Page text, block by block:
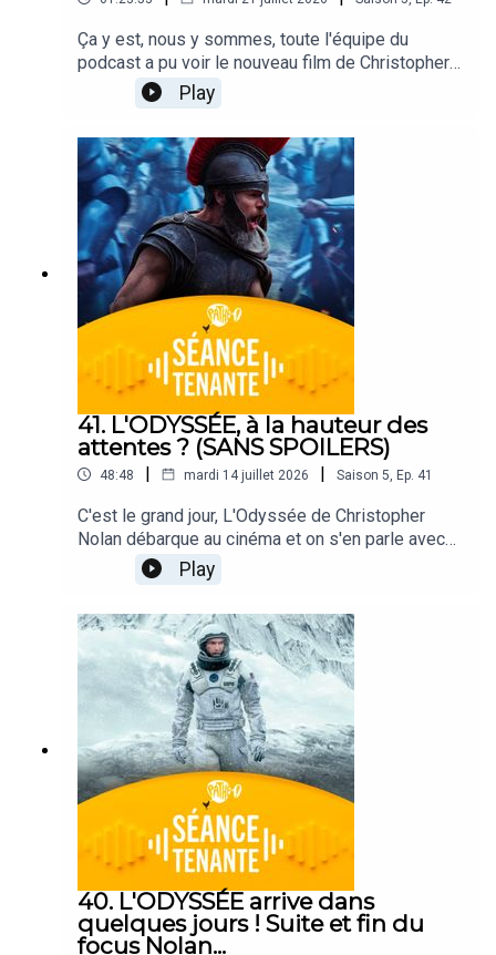
Ça y est, nous y sommes, toute l'équipe du
podcast a pu voir le nouveau film de Christopher
Nolan, L'Odyssée, et on s'en parle largement
dans ce nouvel épisode ! Après un dernier
l'œuvre, on y plonge totalement cette fois, avec
de nombreux spoilers à la clé ! Ce podcast est
animé par Alexis Audren, avec Robin Nègre, Lisa
Muratore et Gaël Golhen.CRÉDITS - Séance
Tenante est un podcast des Cinémas Pathé.
Direction de projet : Alexis Audren. Réalisation :
Thomas Plé. Identité sonore : Josselin Bordat.
Play
41. L'ODYSSÉE, à la hauteur des
attentes ? (SANS SPOILERS)
48:48 | mardi 14 juillet 2026 | Saison 5 Ep. 41
C'est le grand jour, L'Odyssée de Christopher
Nolan débarque au cinéma et on s'en parle avec
l'équipe cette semaine, sans trop en dévoiler (en
attendant le prochain épisode !).Ce podcast est
Muratore et Gaël Golhen.CRÉDITS - Séance
Tenante est un podcast des Cinémas Pathé.
Direction de projet : Alexis Audren. Réalisation :
Thomas Plé. Identité sonore : Josselin Bordat.
Play
40. L'ODYSSÉE arrive dans
quelques jours ! Suite et fin du
focus Nolan...